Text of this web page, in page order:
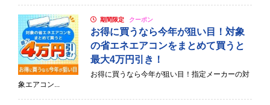
期間限定 クーポン
お得に買うなら今年が狙い目！対象
の省エネエアコンをまとめて買うと
最大4万円引き！
お得に買うなら今年が狙い目！指定メーカーの対
象エアコン...